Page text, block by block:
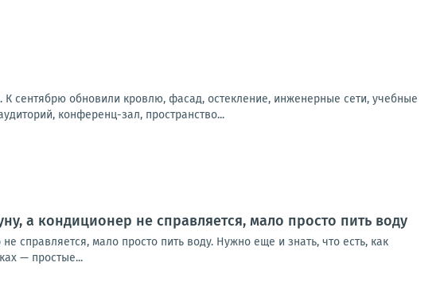
сентябрю обновили кровлю, фасад, остекление, инженерные сети, учебные
конференц-зал, пространство...
а кондиционер не справляется, мало просто пить воду
справляется, мало просто пить воду. Нужно еще и знать, что есть, как
— простые...